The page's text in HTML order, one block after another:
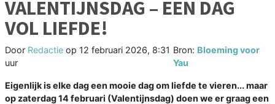
VALENTIJNSDAG – EEN DAG
VOL LIEFDE!
Door Redactie op 12 februari 2026, 8:31
uur
Bron: Bloeming voor
Yau
Eigenlijk is elke dag een mooie dag om liefde te vieren... maar
op zaterdag 14 februari (Valentijnsdag) doen we er graag een